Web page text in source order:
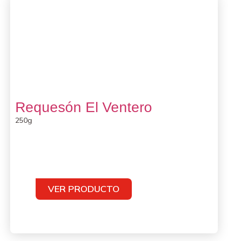
Requesón El Ventero
250g
VER PRODUCTO